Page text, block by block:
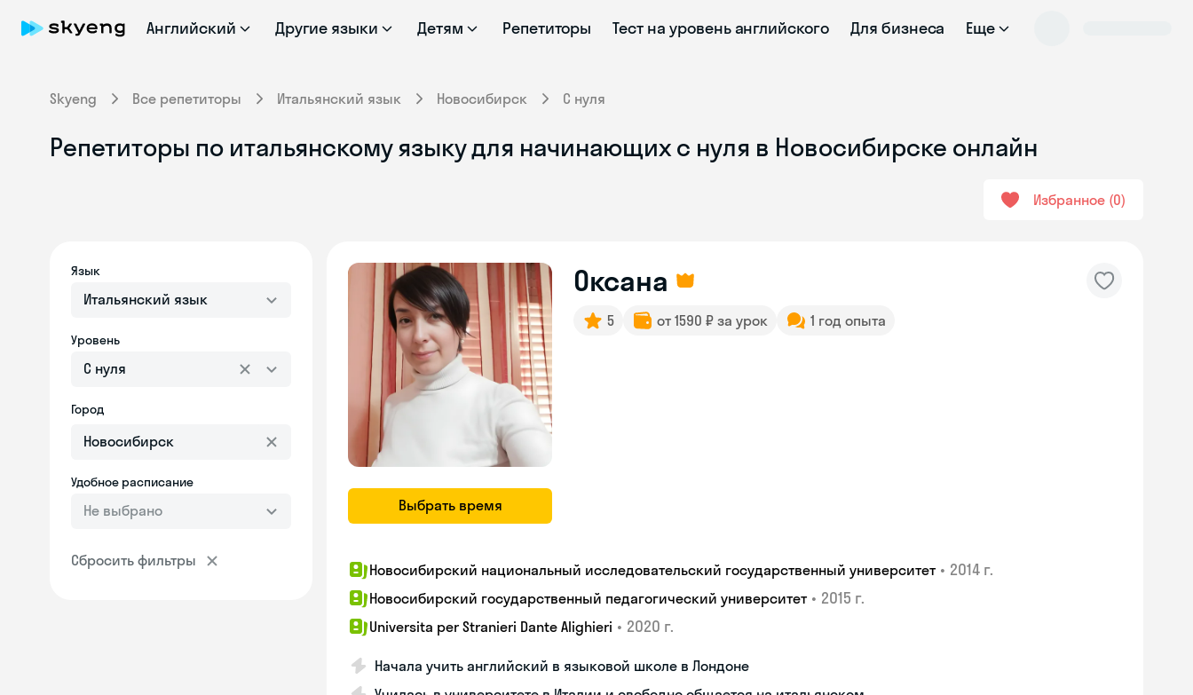
Английский Другие языки Детям Репетиторы Тест на уровень английского Для бизнеса Еще
Skyeng Все репетиторы Итальянский язык Новосибирск С нуля
Репетиторы по итальянскому языку для начинающих с нуля в Новосибирске онлайн
Избранное 0
Язык
Итальянский язык
Уровень
С нуля
Город
Удобное расписание
Не выбрано
Сбросить фильтры
Выбрать время
Оксана
5 от 1590 ₽ за урок 1 год опыта
Новосибирский национальный исследовательский государственный университет • 2014 г.
Новосибирский государственный педагогический университет • 2015 г.
Universita per Stranieri Dante Alighieri • 2020 г.
Начала учить английский в языковой школе в Лондоне